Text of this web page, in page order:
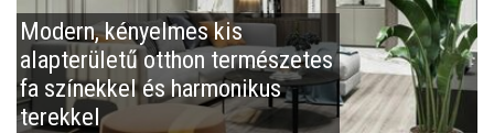
Modern, kényelmes kis
alapterületű otthon természetes
fa színekkel és harmonikus
terekkel